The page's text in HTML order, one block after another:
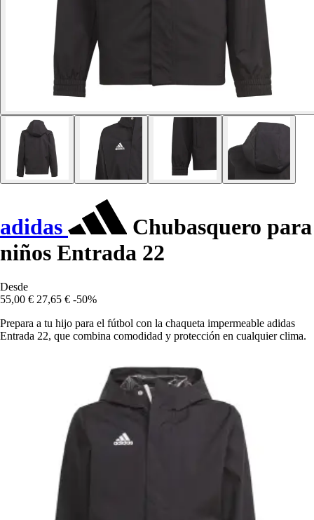
adidas
Chubasquero para
niños Entrada 22
Desde
55,00 € 27,65 € -50%
Prepara a tu hijo para el fútbol con la chaqueta impermeable adidas
Entrada 22, que combina comodidad y protección en cualquier clima.